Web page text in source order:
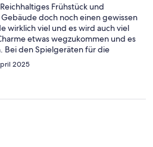
Frühstück und
doch noch einen gewissen
wirklich viel und es wird auch viel
etwas wegzukommen und es
Bei den Spielgeräten für die
für die Tretautos nichts zu
2025